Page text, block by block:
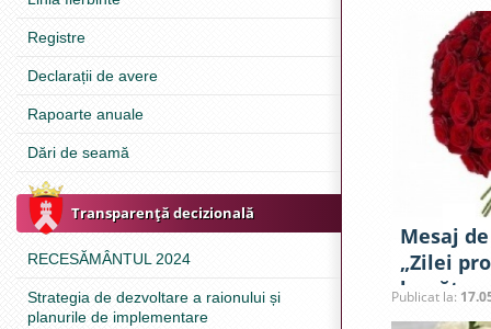
Registre
Declarații de avere
Rapoarte anuale
Dări de seamă
Transparenţă decizională
RECESĂMÂNTUL 2024
Strategia de dezvoltare a raionului și
planurile de implementare
Mesaj
„Zilei
culturii”.
Publicat la: